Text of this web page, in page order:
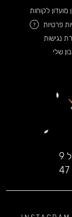
מועדון לקוחות
פרטיות
?
נגישות
שלי
9